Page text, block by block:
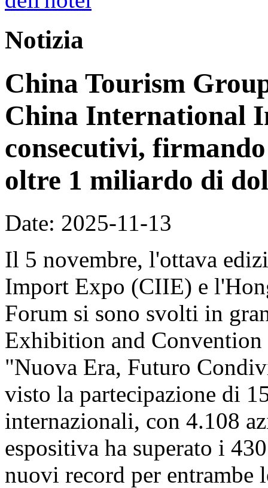
Notizia
China Tourism
China International
consecutivi,
oltre 1 miliardo di
Date: 2025-11-13
Il 5 novembre, l'ottava
Import Expo (CIIE) e
Forum si sono svolti in
Exhibition and Convention
"Nuova Era, Futuro
visto la partecipazione di
internazionali, con 4.108
espositiva ha superato i
nuovi record per entrambe